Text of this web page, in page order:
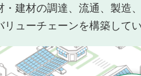
建材の調達、流通、製造
ューチェーンを構築してい